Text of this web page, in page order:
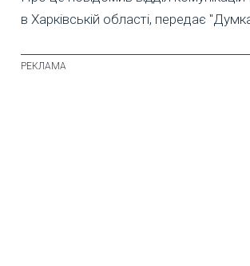
в Харківській області, передає